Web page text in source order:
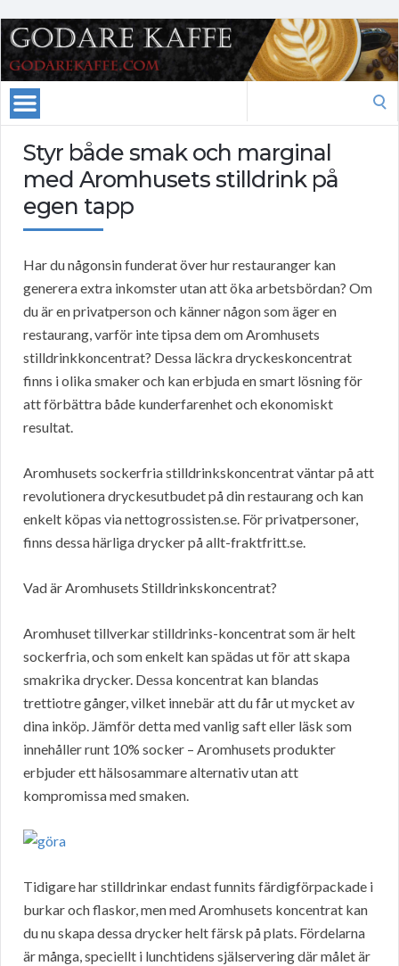
Styr både smak och marginal
med Aromhusets stilldrink på
egen tapp
Har du någonsin funderat över hur restauranger kan
generera extra inkomster utan att öka arbetsbördan? Om
du är en privatperson och känner någon som äger en
restaurang, varför inte tipsa dem om Aromhusets
stilldrinkkoncentrat? Dessa läckra dryckeskoncentrat
finns i olika smaker och kan erbjuda en smart lösning för
att förbättra både kunderfarenhet och ekonomiskt
resultat.
Aromhusets sockerfria stilldrinkskoncentrat väntar på att
revolutionera dryckesutbudet på din restaurang och kan
enkelt köpas via nettogrossisten.se. För privatpersoner,
finns dessa härliga drycker på allt-fraktfritt.se.
Vad är Aromhusets Stilldrinkskoncentrat?
Aromhuset tillverkar stilldrinks-koncentrat som är helt
sockerfria, och som enkelt kan spädas ut för att skapa
smakrika drycker. Dessa koncentrat kan blandas
trettiotre gånger, vilket innebär att du får ut mycket av
dina inköp. Jämför detta med vanlig saft eller läsk som
innehåller runt 10% socker – Aromhusets produkter
erbjuder ett hälsosammare alternativ utan att
kompromissa med smaken.
Tidigare har stilldrinkar endast funnits färdigförpackade i
burkar och flaskor, men med Aromhusets koncentrat kan
du nu skapa dessa drycker helt färsk på plats. Fördelarna
är många, speciellt i lunchtidens själservering där målet är